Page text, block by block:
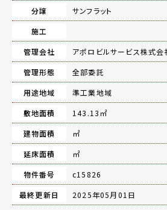
分譲
サンフラット
施工
管理会社
アポロビルサービス株式会
管理形態
全部委託
用途地域
準工業地域
敷地面積
143.13㎡
建物面積
㎡
延床面積
㎡
物件番号
c15826
最終更新日
2025年05月01日